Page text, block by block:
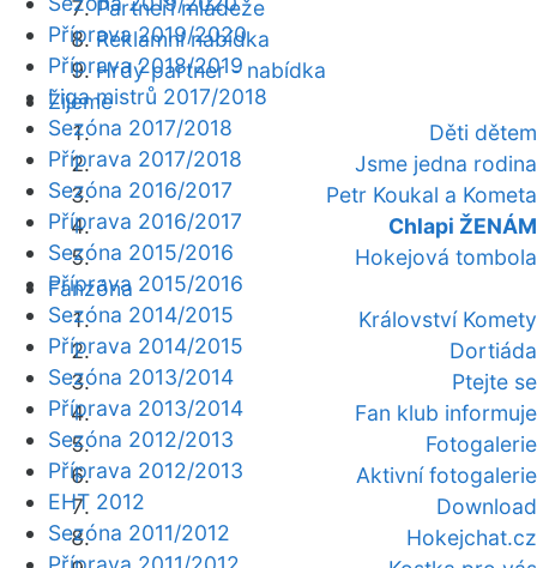
Partneři mládeže
Reklamní nabídka
Hrdý partner - nabídka
Žijeme
Děti dětem
Jsme jedna rodina
Petr Koukal a Kometa
Chlapi ŽENÁM
Hokejová tombola
Fanzóna
Království Komety
Dortiáda
Ptejte se
Fan klub informuje
Fotogalerie
Aktivní fotogalerie
Download
Hokejchat.cz
Příprava 2019/2020
Příprava 2018/2019
Liga mistrů 2017/2018
Sezóna 2017/2018
Příprava 2017/2018
Sezóna 2016/2017
Příprava 2016/2017
Sezóna 2015/2016
Příprava 2015/2016
Sezóna 2014/2015
Příprava 2014/2015
Sezóna 2013/2014
Příprava 2013/2014
Sezóna 2012/2013
Příprava 2012/2013
EHT 2012
Sezóna 2011/2012